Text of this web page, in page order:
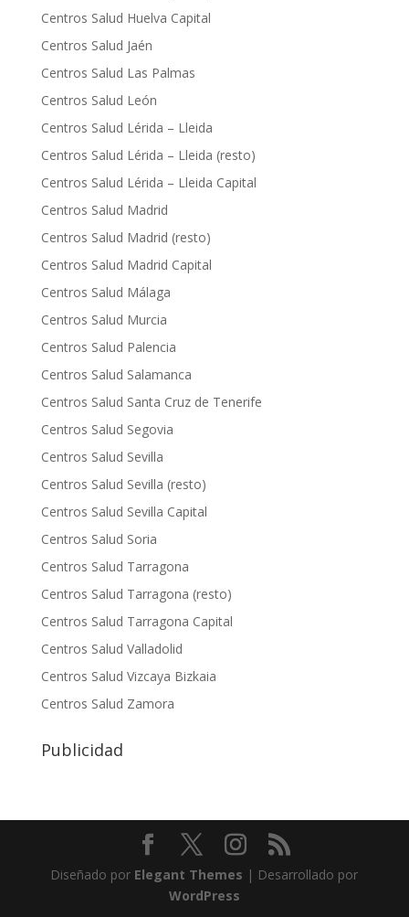
Centros Salud Huelva Capital
Centros Salud Jaén
Centros Salud Las Palmas
Centros Salud León
Centros Salud Lérida – Lleida
Centros Salud Lérida – Lleida (resto)
Centros Salud Lérida – Lleida Capital
Centros Salud Madrid
Centros Salud Madrid (resto)
Centros Salud Madrid Capital
Centros Salud Málaga
Centros Salud Murcia
Centros Salud Palencia
Centros Salud Salamanca
Centros Salud Santa Cruz de Tenerife
Centros Salud Segovia
Centros Salud Sevilla
Centros Salud Sevilla (resto)
Centros Salud Sevilla Capital
Centros Salud Soria
Centros Salud Tarragona
Centros Salud Tarragona (resto)
Centros Salud Tarragona Capital
Centros Salud Valladolid
Centros Salud Vizcaya Bizkaia
Centros Salud Zamora
Publicidad
Diseñado por Elegant Themes | Desarrollado por
WordPress